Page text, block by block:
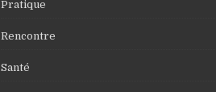
Pratique
Rencontre
Santé